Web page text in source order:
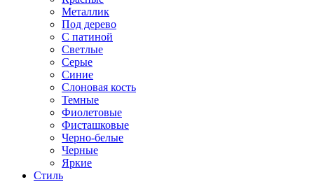
Металлик
Под дерево
С патиной
Светлые
Серые
Синие
Слоновая кость
Темные
Фиолетовые
Фисташковые
Черно-белые
Черные
Яркие
Стиль